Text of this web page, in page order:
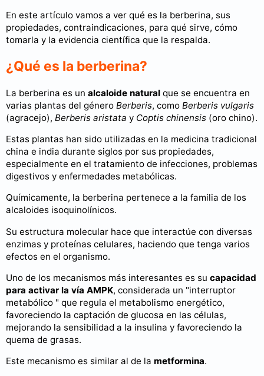
En este artículo vamos a ver qué es la berberina, sus
propiedades, contraindicaciones, para qué sirve, cómo
tomarla y la evidencia científica que la respalda.
¿Qué es la berberina?
La berberina es un alcaloide natural que se encuentra en
varias plantas del género Berberis, como Berberis vulgaris
(agracejo), Berberis aristata y Coptis chinensis (oro chino).
Estas plantas han sido utilizadas en la medicina tradicional
china e india durante siglos por sus propiedades,
especialmente en el tratamiento de infecciones, problemas
digestivos y enfermedades metabólicas.
Químicamente, la berberina pertenece a la familia de los
alcaloides isoquinolínicos.
Su estructura molecular hace que interactúe con diversas
enzimas y proteínas celulares, haciendo que tenga varios
efectos en el organismo.
Uno de los mecanismos más interesantes es su capacidad
para activar la vía AMPK, considerada un "interruptor
metabólico " que regula el metabolismo energético,
favoreciendo la captación de glucosa en las células,
mejorando la sensibilidad a la insulina y favoreciendo la
quema de grasas.
Este mecanismo es similar al de la metformina.